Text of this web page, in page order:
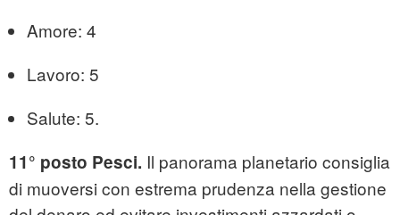
Amore: 4
Lavoro: 5
Salute: 5.
11° posto Pesci. Il panorama planetario consiglia
di muoversi con estrema prudenza nella gestione